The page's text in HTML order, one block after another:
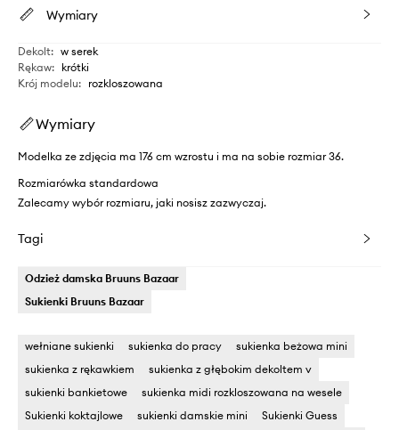
Wymiary
Dekolt: w serek
Rękaw: krótki
Krój modelu: rozkloszowana
Wymiary
Modelka ze zdjęcia ma 176 cm wzrostu i ma na sobie rozmiar 36.
Rozmiarówka standardowa
Zalecamy wybór rozmiaru, jaki nosisz zazwyczaj.
Tagi
Odzież damska Bruuns Bazaar
Sukienki Bruuns Bazaar
wełniane sukienki sukienka do pracy
sukienka beżowa mini
sukienka z rękawkiem
sukienka z głębokim dekoltem v
sukienki bankietowe
sukienka midi rozkloszowana na wesele
Sukienki koktajlowe
sukienki damskie mini
Sukienki Guess